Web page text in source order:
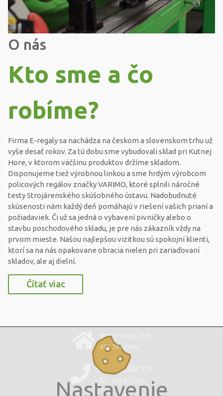
Nastavenie
O nás
Kto sme a čo
robíme?
Firma E-regaly sa nachádza na českom a slovenskom trhu už
vyše desať rokov. Za tú dobu sme vybudovali sklad pri Kutnej
Hore, v ktorom väčšinu produktov držíme skladom.
Disponujeme tiež výrobnou linkou a sme hrdým výrobcom
policových regálov značky VARIMO, ktoré splnili náročné
testy Strojárenského skúšobného ústavu. Nadobudnuté
skúsenosti nám každý deň pomáhajú v riešení vašich prianí a
požiadaviek. Či už sa jedná o vybavení pivničky alebo o
stavbu poschodového skladu, je pre nás zákazník vždy na
prvom mieste. Našou najlepšou vizitkou sú spokojní klienti,
ktorí sa na nás opakovane obracia nielen pri zariaďovaní
skladov, ale aj dielní.
Čítať viac
Biele Vody 269,
053 76 Mlynky
+421 220 283 878